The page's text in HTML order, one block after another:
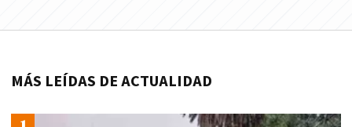
MÁS LEÍDAS DE ACTUALIDAD